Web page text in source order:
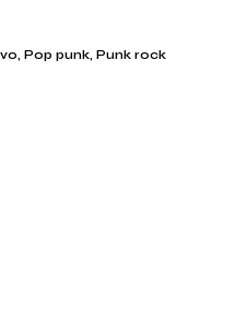
Pop punk, Punk rock